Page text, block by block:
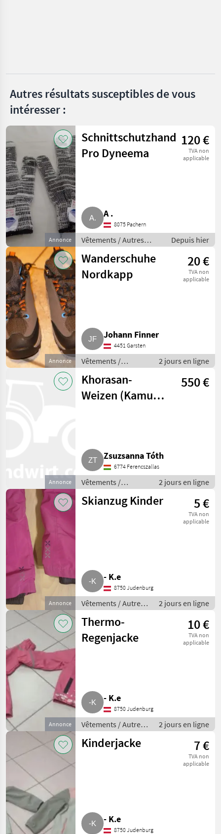
Marketplace
Autres résultats susceptibles de vous
intéresser :
Annonce
Schnittschutzhandschuhe
Pro Dyneema
120 €
TVA non
applicable
A .
8075 Pachern
Vêtements / Autres
vêtements
Depuis hier
Annonce
Wanderschuhe
Nordkapp
20 €
TVA non
applicable
Johann Finner
4451 Garsten
Vêtements /
Vêtements de loisirs
2 jours en ligne
Annonce
Khorasan-
Weizen (Kamut®)
550 €
Zsuzsanna Tóth
6774 Ferencszallas
Vêtements /
Agriculture
2 jours en ligne
Annonce
Skianzug Kinder 5 €
TVA non
applicable
- K.e
8750 Judenburg
Vêtements / Autres
vêtements
2 jours en ligne
Annonce
Thermo-
Regenjacke
10 €
TVA non
applicable
- K.e
8750 Judenburg
Vêtements / Autres
vêtements
2 jours en ligne
Kinderjacke 7 €
TVA non
applicable
- K.e
8750 Judenburg